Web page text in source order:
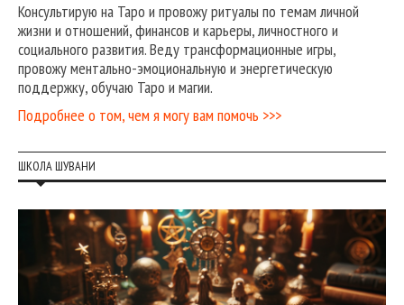
Консультирую на Таро и провожу ритуалы по темам личной
жизни и отношений, финансов и карьеры, личностного и
социального развития. Веду трансформационные игры,
провожу ментально-эмоциональную и энергетическую
поддержку, обучаю Таро и магии.
Подробнее о том, чем я могу вам помочь >>>
ШКОЛА ШУВАНИ